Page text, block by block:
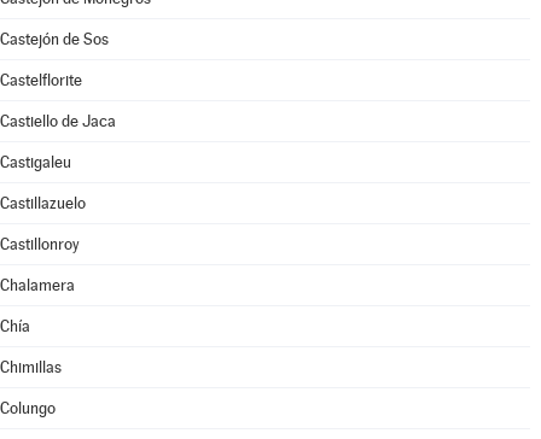
Castejón de Sos
Castelflorite
Castiello de Jaca
Castigaleu
Castillazuelo
Castillonroy
Chalamera
Chía
Chimillas
Colungo